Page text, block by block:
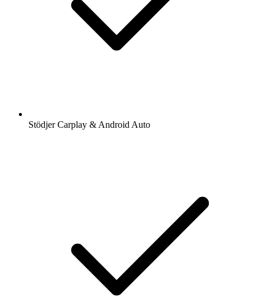
Stödjer Carplay & Android Auto